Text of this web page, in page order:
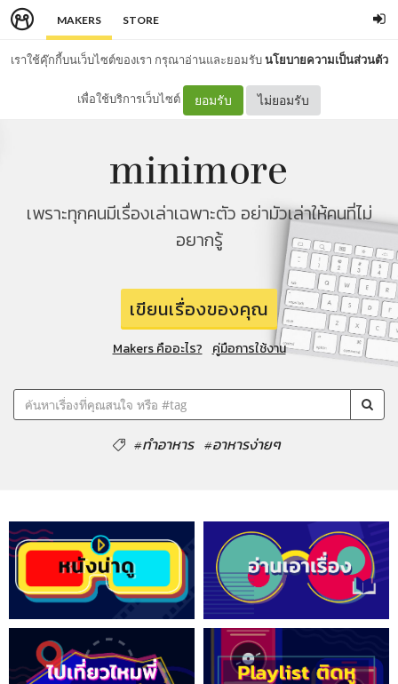
MAKERS STORE
เราใช้คุ๊กกี้บนเว็บไซต์ของเรา กรุณาอ่านและยอมรับนโยบายความเป็นส่วนตัว
เพื่อใช้บริการเว็บไซต์ ยอมรับ ไม่ยอมรับ
เพราะทุกคนมีเรื่องเล่าเฉพาะตัว อย่ามัวเล่าให้คนที่ไม่
อยากรู้
เขียนเรื่องของคุณ
Makers คืออะไร? คู่มือการใช้งาน
#ทำอาหาร #อาหารง่ายๆ